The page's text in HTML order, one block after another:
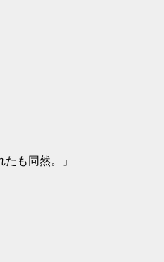
も同然。」